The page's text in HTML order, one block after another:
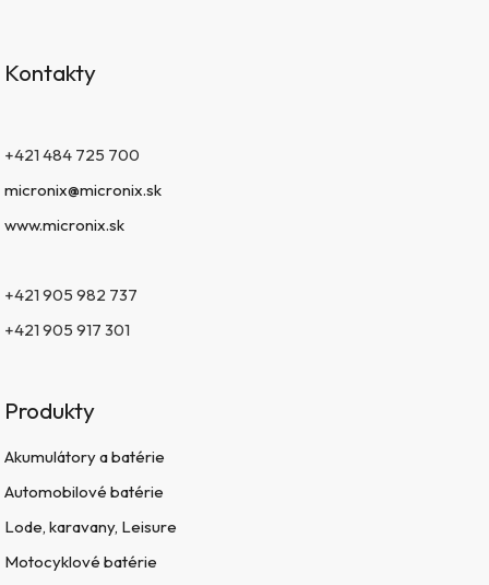
Kontakty
+421 484 725 700
micronix@micronix.sk
www.micronix.sk
+421 905 982 737
+421 905 917 301
Produkty
Akumulátory a batérie
Automobilové batérie
Lode, karavany, Leisure
Motocyklové batérie